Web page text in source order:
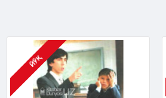
ЙЎҚ